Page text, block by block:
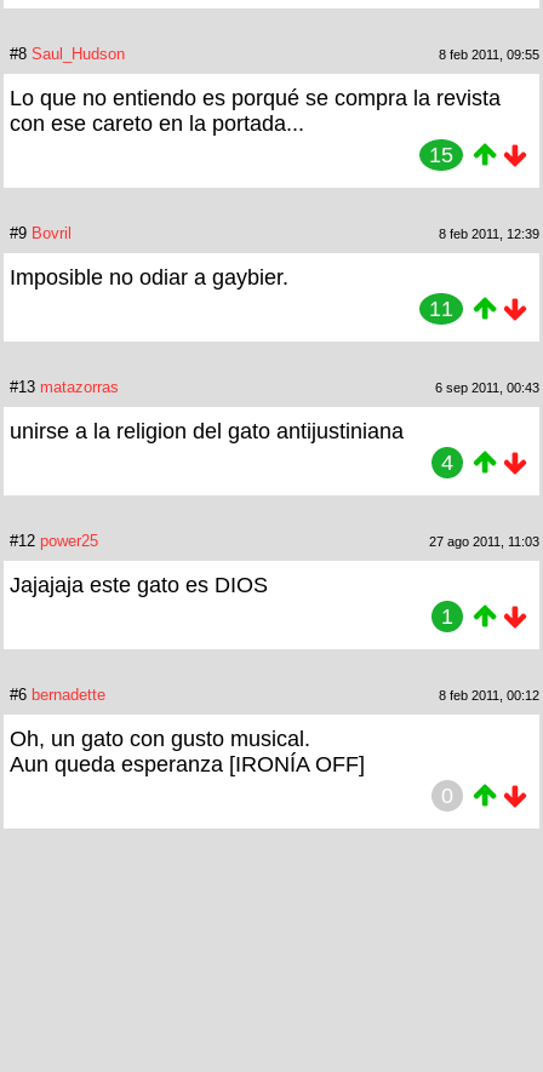
#8 Saul_Hudson 8 feb 2011, 09:55
Lo que no entiendo es porqué se compra la revista
con ese careto en la portada...
15
#9 Bovril 8 feb 2011, 12:39
Imposible no odiar a gaybier.
11
#13 matazorras 6 sep 2011, 00:43
unirse a la religion del gato antijustiniana
4
#12 power25 27 ago 2011, 11:03
Jajajaja este gato es DIOS
1
#6 bernadette 8 feb 2011, 00:12
Oh, un gato con gusto musical.
Aun queda esperanza [IRONÍA OFF]
0